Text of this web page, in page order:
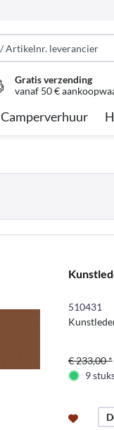
Gratis verzending
vanaf 50 €
Camperverhuur
510431
€ 233,00 *
9